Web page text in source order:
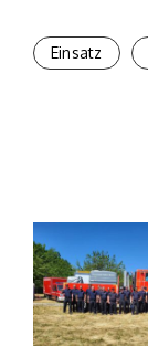
Einsatz